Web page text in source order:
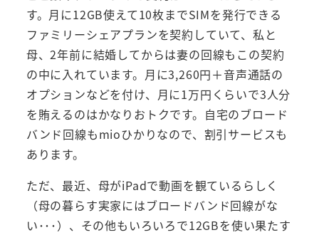
す。月に12GB使えて10枚までSIMを発行できる
ファミリーシェアプランを契約していて、私と
母、2年前に結婚してからは妻の回線もこの契約
の中に入れています。月に3,260円＋音声通話の
オプションなどを付け、月に1万円くらいで3人分
を賄えるのはかなりおトクです。自宅のブロード
バンド回線もmioひかりなので、割引サービスも
あります。
ただ、最近、母がiPadで動画を観ているらしく
（母の暮らす実家にはブロードバンド回線がな
い･･･）、その他もいろいろで12GBを使い果たす